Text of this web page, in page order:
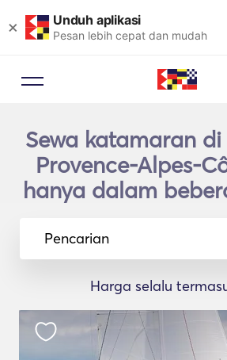
× Unduh aplikasi
Pesan lebih cepat dan mudah
Sewa katamaran
Provence-Alpes-
hanya dalam
Pencarian
Harga selalu